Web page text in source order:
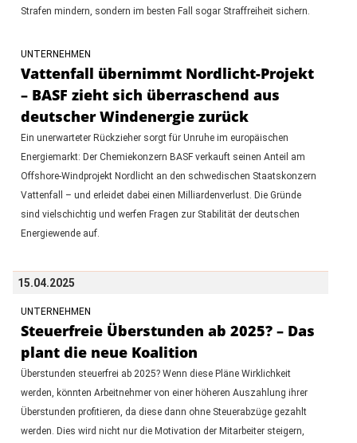
Strafen mindern, sondern im besten Fall sogar Straffreiheit sichern.
UNTERNEHMEN
Vattenfall übernimmt Nordlicht-Projekt
– BASF zieht sich überraschend aus
deutscher Windenergie zurück
Ein unerwarteter Rückzieher sorgt für Unruhe im europäischen
Energiemarkt: Der Chemiekonzern BASF verkauft seinen Anteil am
Offshore-Windprojekt Nordlicht an den schwedischen Staatskonzern
Vattenfall – und erleidet dabei einen Milliardenverlust. Die Gründe
sind vielschichtig und werfen Fragen zur Stabilität der deutschen
Energiewende auf.
15.04.2025
UNTERNEHMEN
Steuerfreie Überstunden ab 2025? – Das
plant die neue Koalition
Überstunden steuerfrei ab 2025? Wenn diese Pläne Wirklichkeit
werden, könnten Arbeitnehmer von einer höheren Auszahlung ihrer
Überstunden profitieren, da diese dann ohne Steuerabzüge gezahlt
werden. Dies wird nicht nur die Motivation der Mitarbeiter steigern,